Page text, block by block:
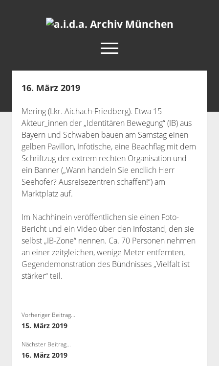
a.i.d.a.
open
menu
facebook
rss info@aida-archiv.de
Aktuelles
Termine
open
dropdown
menu
Antifaschistische Termine im Süden
Antifaschistische Termine in München
Rechte Termine im Süden
Rechte Termine München
Chronologie
Das Archiv
open
dropdown
menu
a.i.d.a. e. V. unterstützen
RSS-Feeds, Twitter & Facebook
Bibliothek
Kontakt & PGP-Key
Impressum
16. März 2019
Mering (Lkr. Aichach-Friedberg). Etwa 15
Akteur_innen der „Identitären Bewegung“ (IB) aus
Bayern und Schwaben bauen am Samstag einen
gelben Pavillon, Infotische, eine Beachflag mit dem
Schriftzug der extrem rechten Organisation und
ein Banner („Wann handeln Sie endlich Herr
Seehofer? Ausreisezentren schaffen!“) am
Marktplatz auf.
Im Nachhinein veröffentlichen sie einen Foto-
Bericht und ein Video über den Infostand, den sie
selbst „IB-Zone“ nennen. Ca. 70 Personen nehmen
an einer zeitgleichen, wenige Meter entfernten,
Gegendemonstration des Bündnisses „Vielfalt ist
stärker“ teil.
Vorheriger Beitrag...
15. März 2019
Nächster Beitrag...
16. März 2019